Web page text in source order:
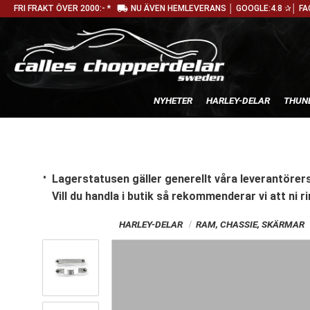
FRI FRAKT ÖVER 2000:- * local_shipping NU ÄVEN HEMLEVERANS │ GOOGLE:4.8 ✰│
NYHETER HARLEY-DELAR
Lagerstatusen gäller generellt våra
Vill du handla i butik så rekommenderar vi att ni
HARLEY-DELAR RAM, CHASSIE, SKÄRMAR